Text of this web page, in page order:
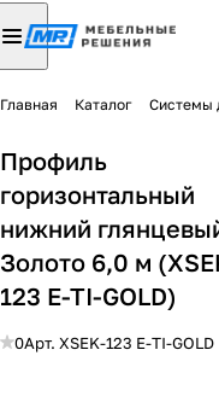
Главная Каталог Системы
Профиль
горизонтальный
нижний
Золото 6,0 м
123 E-TI-GOLD)
0Арт. XSEK-123 E-TI-GOLD